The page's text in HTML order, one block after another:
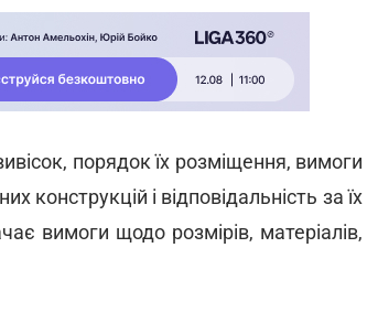
порядок їх розміщення, вимоги
і відповідальність за їх
вимоги щодо розмірів, матеріалів,